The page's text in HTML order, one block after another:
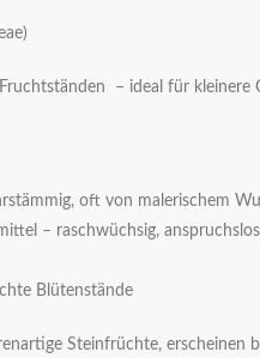
– ideal für kleinere
oft von malerischem
– raschwüchsig,
Blütenstände
Steinfrüchte,